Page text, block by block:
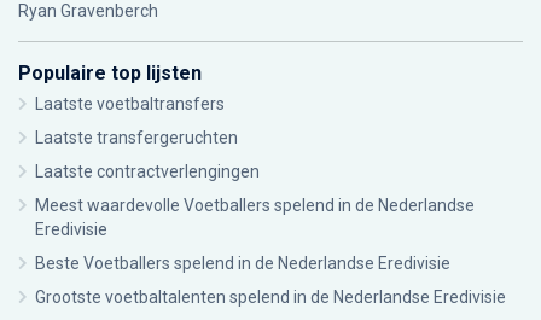
Ryan Gravenberch
Populaire top lijsten
Laatste voetbaltransfers
Laatste transfergeruchten
Laatste contractverlengingen
Meest waardevolle Voetballers spelend in de Nederlandse
Eredivisie
Beste Voetballers spelend in de Nederlandse Eredivisie
Grootste voetbaltalenten spelend in de Nederlandse Eredivisie